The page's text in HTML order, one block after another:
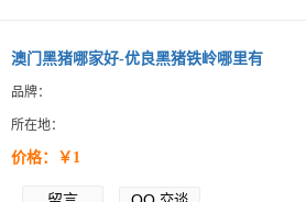
澳门黑猪哪家好-优良黑猪铁岭哪里有
品牌：
所在地：
价格：￥1